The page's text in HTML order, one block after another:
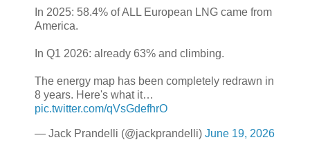
In 2025: 58.4% of ALL European LNG came from
America.
In Q1 2026: already 63% and climbing.
The energy map has been completely redrawn in
8 years. Here's what it…
pic.twitter.com/qVsGdefhrO
— Jack Prandelli (@jackprandelli) June 19, 2026